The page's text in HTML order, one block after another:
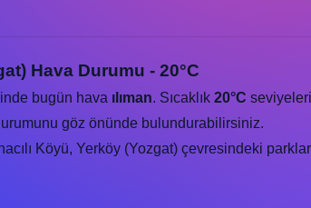
Hava Durumu - 20°C
bugün hava ılıman. Sıcaklık 20°C
göz önünde bulundurabilirsiniz.
Köyü, Yerköy (Yozgat) çevresindeki